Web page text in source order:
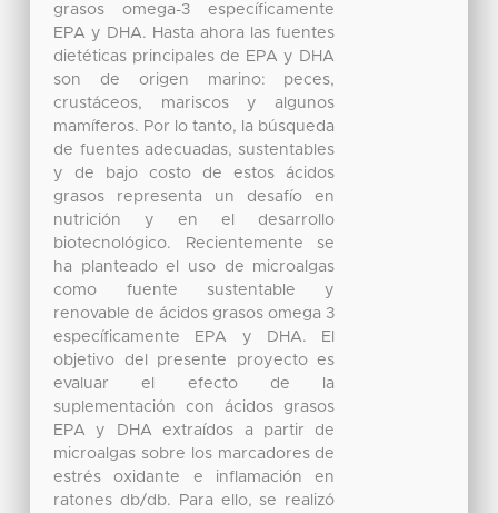
grasos omega-3 específicamente
EPA y DHA. Hasta ahora las fuentes
dietéticas principales de EPA y DHA
son de origen marino: peces,
crustáceos, mariscos y algunos
mamíferos. Por lo tanto, la búsqueda
de fuentes adecuadas, sustentables
y de bajo costo de estos ácidos
grasos representa un desafío en
nutrición y en el desarrollo
biotecnológico. Recientemente se
ha planteado el uso de microalgas
como fuente sustentable y
renovable de ácidos grasos omega 3
específicamente EPA y DHA. El
objetivo del presente proyecto es
evaluar el efecto de la
suplementación con ácidos grasos
EPA y DHA extraídos a partir de
microalgas sobre los marcadores de
estrés oxidante e inflamación en
ratones db/db. Para ello, se realizó